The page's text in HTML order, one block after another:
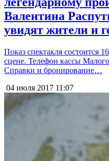
Валентина
увидят жители и
Показ спектакля состоится
сцене. Телефон кассы
Справки и бронирование…
04 июля 2017 11:07